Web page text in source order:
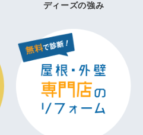
ディーズの強み